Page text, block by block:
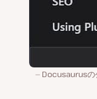
Docusaurusの